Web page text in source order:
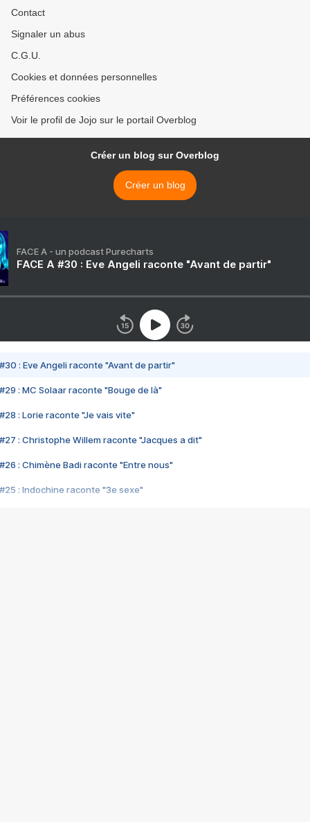
Contact
Signaler un abus
C.G.U.
Cookies et données personnelles
Préférences cookies
Voir le profil de Jojo sur le portail Overblog
Créer un blog sur Overblog
Créer un blog
FACE A - un podcast Purecharts
FACE A #30 : Eve Angeli raconte "Avant de partir"
#30 : Eve Angeli raconte "Avant de partir"
#29 : MC Solaar raconte "Bouge de là"
#28 : Lorie raconte "Je vais vite"
#27 : Christophe Willem raconte "Jacques a dit"
#26 : Chimène Badi raconte "Entre nous"
#25 : Indochine raconte "3e sexe"